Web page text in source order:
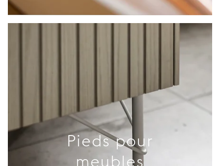
Pieds pour
meubles